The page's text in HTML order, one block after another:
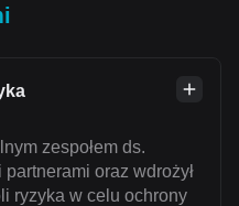
zespołem ds.
oraz wdrożył
ryzyka w celu ochrony